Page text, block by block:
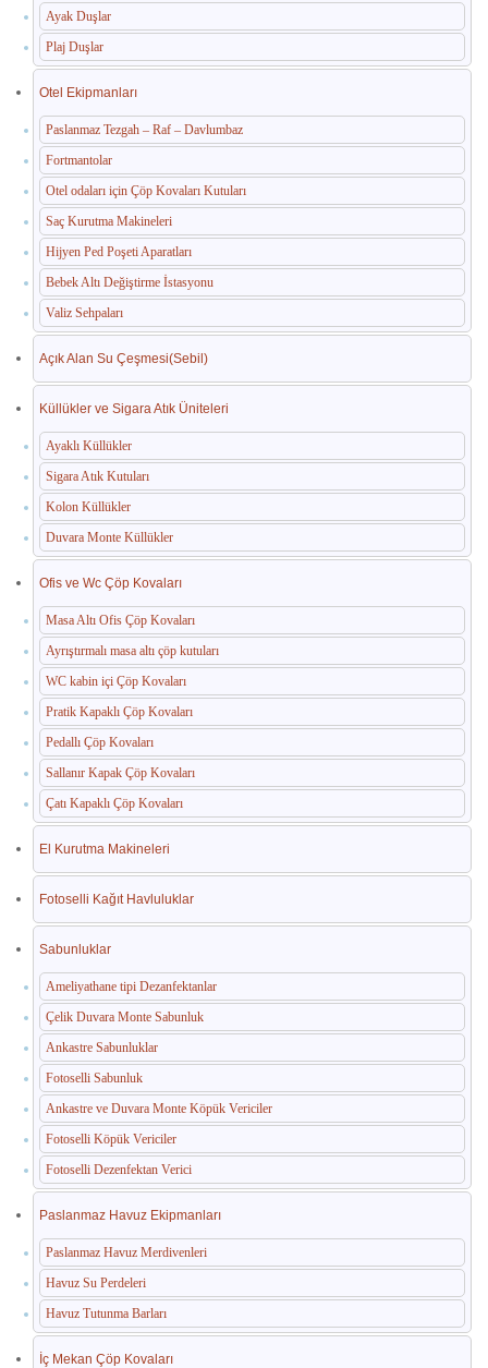
Ayak Duşlar
Plaj Duşlar
Otel Ekipmanları
Paslanmaz Tezgah – Raf – Davlumbaz
Fortmantolar
Otel odaları için Çöp Kovaları Kutuları
Saç Kurutma Makineleri
Hijyen Ped Poşeti Aparatları
Bebek Altı Değiştirme İstasyonu
Valiz Sehpaları
Açık Alan Su Çeşmesi(Sebil)
Küllükler ve Sigara Atık Üniteleri
Ayaklı Küllükler
Sigara Atık Kutuları
Kolon Küllükler
Duvara Monte Küllükler
Ofis ve Wc Çöp Kovaları
Masa Altı Ofis Çöp Kovaları
Ayrıştırmalı masa altı çöp kutuları
WC kabin içi Çöp Kovaları
Pratik Kapaklı Çöp Kovaları
Pedallı Çöp Kovaları
Sallanır Kapak Çöp Kovaları
Çatı Kapaklı Çöp Kovaları
El Kurutma Makineleri
Fotoselli Kağıt Havluluklar
Sabunluklar
Ameliyathane tipi Dezanfektanlar
Çelik Duvara Monte Sabunluk
Ankastre Sabunluklar
Fotoselli Sabunluk
Ankastre ve Duvara Monte Köpük Vericiler
Fotoselli Köpük Vericiler
Fotoselli Dezenfektan Verici
Paslanmaz Havuz Ekipmanları
Paslanmaz Havuz Merdivenleri
Havuz Su Perdeleri
Havuz Tutunma Barları
İç Mekan Çöp Kovaları